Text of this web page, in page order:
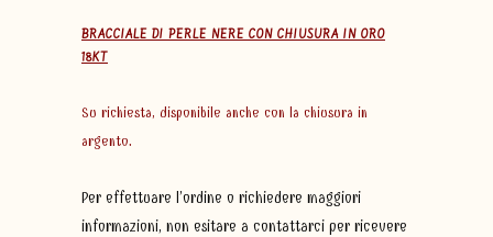
BRACCIALE DI PERLE NERE CON CHIUSURA IN ORO
18KT
Su richiesta, disponibile anche con la chiusura in
argento.
Per effettuare l’ordine o richiedere maggiori
informazioni, non esitare a contattarci per ricevere